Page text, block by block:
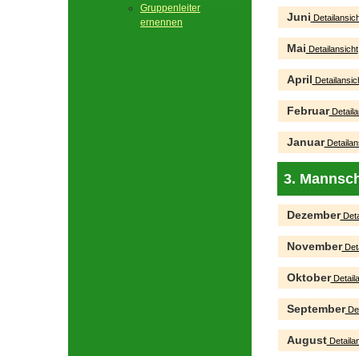
Gruppenleiter
ernennen
Juni
Mai Detailansicht
April
Februar
Januar
3.
Dezember
November
Oktober
September
August